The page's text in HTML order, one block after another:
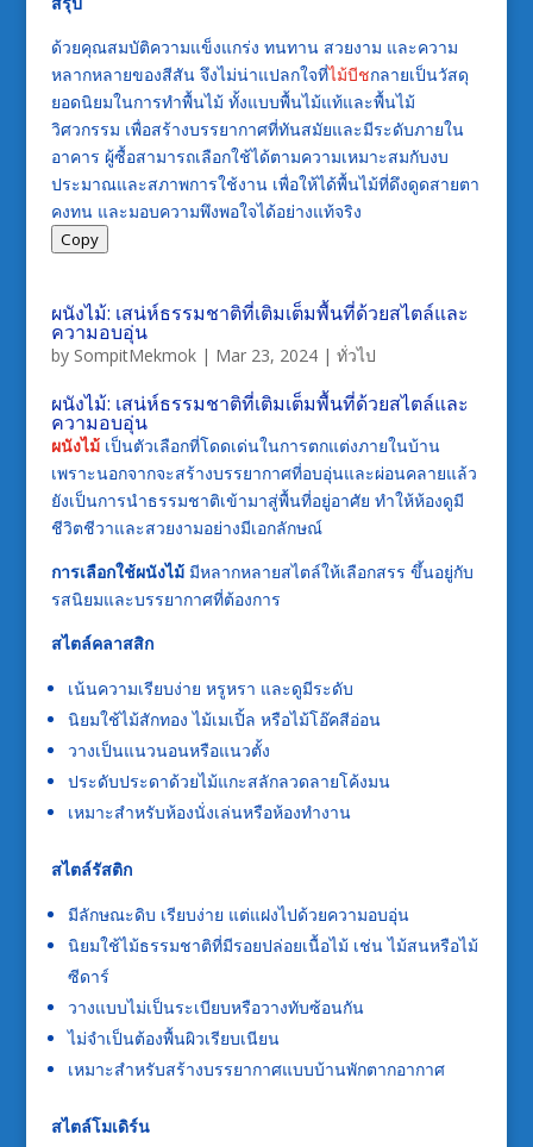
ด้วยคุณสมบัติความแข็งแกร่ง ทนทาน สวยงาม และความ
หลากหลายของสีสัน จึงไม่น่าแปลกใจที่ไม้บีชกลายเป็นวัสดุ
ยอดนิยมในการทำพื้นไม้ ทั้งแบบพื้นไม้แท้และพื้นไม้
วิศวกรรม เพื่อสร้างบรรยากาศที่ทันสมัยและมีระดับภายใน
อาคาร ผู้ซื้อสามารถเลือกใช้ได้ตามความเหมาะสมกับงบ
ประมาณและสภาพการใช้งาน เพื่อให้ได้พื้นไม้ที่ดึงดูดสายตา
คงทน และมอบความพึงพอใจได้อย่างแท้จริง
Copy
ผนังไม้: เสน่ห์ธรรมชาติที่เติมเต็มพื้นที่ด้วยสไตล์และ
ความอบอุ่น
by SompitMekmok| Mar 23, 2024| ทั่วไป
ผนังไม้: เสน่ห์ธรรมชาติที่เติมเต็มพื้นที่ด้วยสไตล์และ
ความอบอุ่น
ผนังไม้เป็นตัวเลือกที่โดดเด่นในการตกแต่งภายในบ้าน
เพราะนอกจากจะสร้างบรรยากาศที่อบอุ่นและผ่อนคลายแล้ว
ยังเป็นการนำธรรมชาติเข้ามาสู่พื้นที่อยู่อาศัย ทำให้ห้องดูมี
ชีวิตชีวาและสวยงามอย่างมีเอกลักษณ์
การเลือกใช้ผนังไม้มีหลากหลายสไตล์ให้เลือกสรร ขึ้นอยู่กับ
รสนิยมและบรรยากาศที่ต้องการ
สไตล์คลาสสิก
เน้นความเรียบง่าย หรูหรา และดูมีระดับ
นิยมใช้ไม้สักทอง ไม้เมเปิ้ล หรือไม้โอ๊คสีอ่อน
วางเป็นแนวนอนหรือแนวตั้ง
ประดับประดาด้วยไม้แกะสลักลวดลายโค้งมน
เหมาะสำหรับห้องนั่งเล่นหรือห้องทำงาน
สไตล์รัสติก
มีลักษณะดิบ เรียบง่าย แต่แฝงไปด้วยความอบอุ่น
นิยมใช้ไม้ธรรมชาติที่มีรอยปล่อยเนื้อไม้ เช่น ไม้สนหรือไม้
ซีดาร์
วางแบบไม่เป็นระเบียบหรือวางทับซ้อนกัน
ไม่จำเป็นต้องพื้นผิวเรียบเนียน
เหมาะสำหรับสร้างบรรยากาศแบบบ้านพักตากอากาศ
สไตล์โมเดิร์น